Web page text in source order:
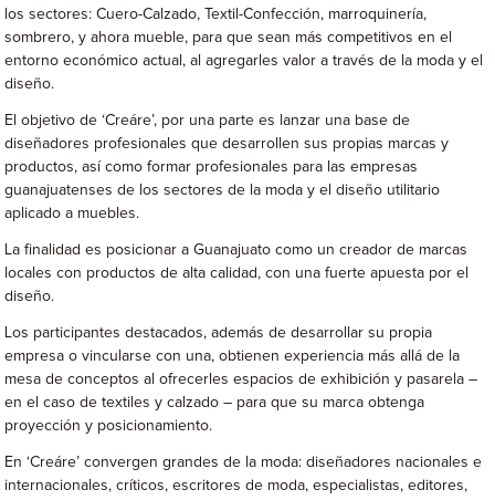
los sectores: Cuero-Calzado, Textil-Confección, marroquinería,
sombrero, y ahora mueble, para que sean más competitivos en el
entorno económico actual, al agregarles valor a través de la moda y el
diseño.
El objetivo de ‘Creáre’, por una parte es lanzar una base de
diseñadores profesionales que desarrollen sus propias marcas y
productos, así como formar profesionales para las empresas
guanajuatenses de los sectores de la moda y el diseño utilitario
aplicado a muebles.
La finalidad es posicionar a Guanajuato como un creador de marcas
locales con productos de alta calidad, con una fuerte apuesta por el
diseño.
Los participantes destacados, además de desarrollar su propia
empresa o vincularse con una, obtienen experiencia más allá de la
mesa de conceptos al ofrecerles espacios de exhibición y pasarela –
en el caso de textiles y calzado – para que su marca obtenga
proyección y posicionamiento.
En ‘Creáre’ convergen grandes de la moda: diseñadores nacionales e
internacionales, críticos, escritores de moda, especialistas, editores,